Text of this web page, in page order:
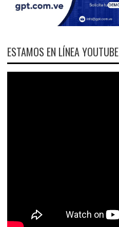
ESTAMOS EN LÍNEA YOUTUBE